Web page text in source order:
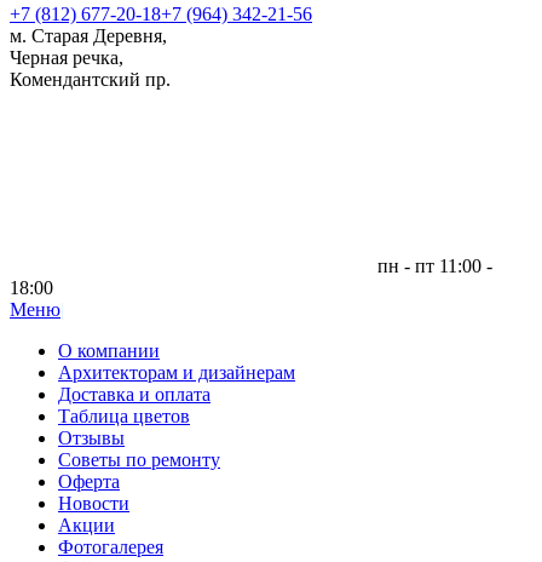
+7 (812) 677-20-18+7 (964) 342-21-56
м. Старая Деревня,
Черная речка,
Комендантский пр.
пн - пт 11:00 -
18:00
Меню|
О компании
Архитекторам и дизайнерам
Доставка и оплата
Таблица цветов
Отзывы
Советы по ремонту
Оферта
Новости
Акции
Фотогалерея